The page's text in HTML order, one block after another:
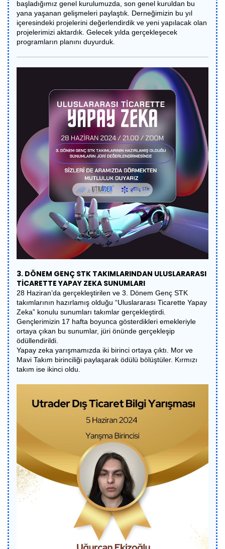
başladığımız genel kurulumuzda, son genel kuruldan bu
yana yaşanan gelişmeleri paylaştık. Derneğimizin bu yıl
içeresindeki projelerini değerlendirdik ve yeni yapılacak olan
projelerimizi aktardık. Gelecek yılda gerçekleşecek
programların planını duyurduk.
3. DÖNEM GENÇ STK TAKIMLARINDAN ULUSLARARASI
TİCARETTE YAPAY ZEKA SUNUMLARI
28 Haziran’da gerçekleştirilen ve 3. Dönem Genç STK
takımlarının hazırlamış olduğu “Uluslararası Ticarette Yapay
Zeka” konulu sunumları takımlar gerçekleştirdi.
Gençlerimizin 17 hafta boyunca gösterdikleri emekleriyle
ortaya çıkan bu sunumlar, jüri önünde gerçekleşip
ödüllendirildi.
Yapay zeka yarışmamızda iki birinci ortaya çıktı. Mor ve
Mavi Takım birinciliği paylaşarak ödülü bölüştüler. Kırmızı
takım ise ikinci oldu.